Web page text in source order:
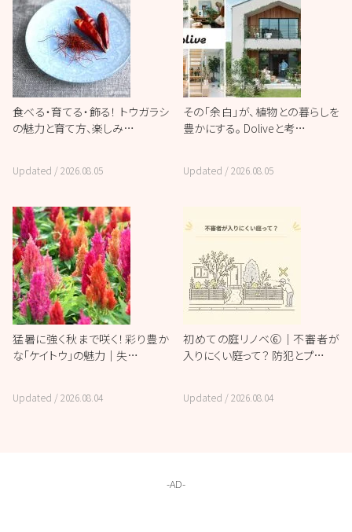
食べる・育てる・飾る！ トウガラシ
の魅力と育て方、楽しみ…
Updated /2026.08.05
その「余白」が、植物との暮らしを
豊かにする。 Doliveと考…
Updated /2026.08.05
猛暑に強く秋まで咲く！彩り豊か
な「ケイトウ」の魅力｜失…
Updated /2026.08.04
初めての庭リノベ⑥｜不審者が
入りにくい庭って？ 防犯とプ…
Updated /2026.08.04